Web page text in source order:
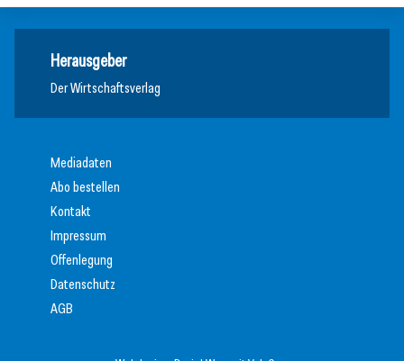
Herausgeber
Der Wirtschaftsverlag
Mediadaten
Abo bestellen
Kontakt
Impressum
Offenlegung
Datenschutz
AGB